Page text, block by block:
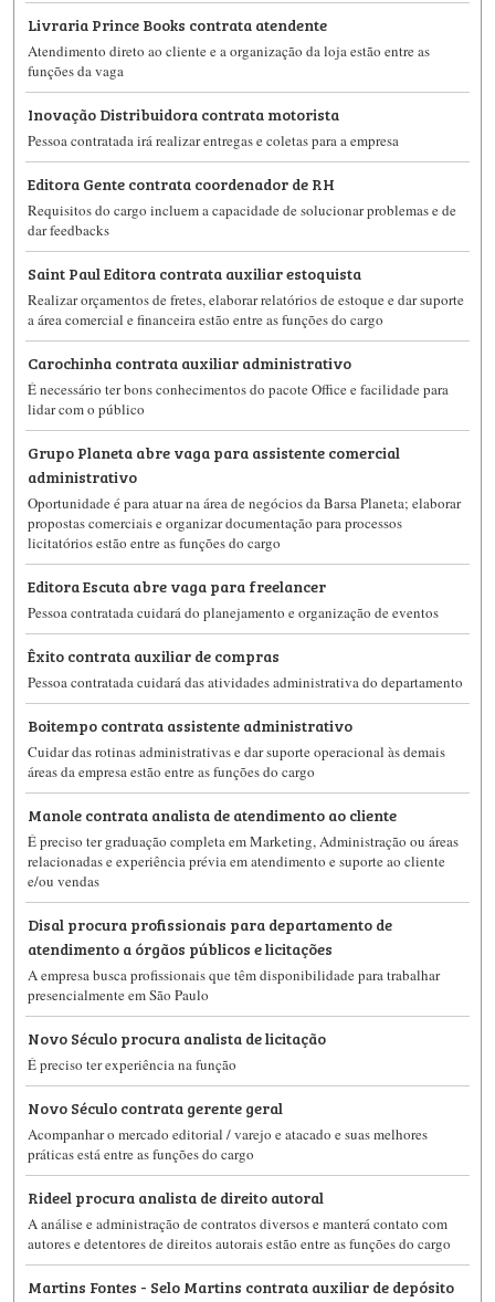
Livraria Prince Books contrata atendente
Atendimento direto ao cliente e a organização da loja estão entre as
funções da vaga
Inovação Distribuidora contrata motorista
Pessoa contratada irá realizar entregas e coletas para a empresa
Editora Gente contrata coordenador de RH
Requisitos do cargo incluem a capacidade de solucionar problemas e de
dar feedbacks
Saint Paul Editora contrata auxiliar estoquista
Realizar orçamentos de fretes, elaborar relatórios de estoque e dar suporte
a área comercial e financeira estão entre as funções do cargo
Carochinha contrata auxiliar administrativo
É necessário ter bons conhecimentos do pacote Office e facilidade para
lidar com o público
Grupo Planeta abre vaga para assistente comercial
administrativo
Oportunidade é para atuar na área de negócios da Barsa Planeta; elaborar
propostas comerciais e organizar documentação para processos
licitatórios estão entre as funções do cargo
Editora Escuta abre vaga para freelancer
Pessoa contratada cuidará do planejamento e organização de eventos
Êxito contrata auxiliar de compras
Pessoa contratada cuidará das atividades administrativa do departamento
Boitempo contrata assistente administrativo
Cuidar das rotinas administrativas e dar suporte operacional às demais
áreas da empresa estão entre as funções do cargo
Manole contrata analista de atendimento ao cliente
É preciso ter graduação completa em Marketing, Administração ou áreas
relacionadas e experiência prévia em atendimento e suporte ao cliente
e/ou vendas
Disal procura profissionais para departamento de
atendimento a órgãos públicos e licitações
A empresa busca profissionais que têm disponibilidade para trabalhar
presencialmente em São Paulo
Novo Século procura analista de licitação
É preciso ter experiência na função
Novo Século contrata gerente geral
Acompanhar o mercado editorial / varejo e atacado e suas melhores
práticas está entre as funções do cargo
Rideel procura analista de direito autoral
A análise e administração de contratos diversos e manterá contato com
autores e detentores de direitos autorais estão entre as funções do cargo
Martins Fontes - Selo Martins contrata auxiliar de depósito